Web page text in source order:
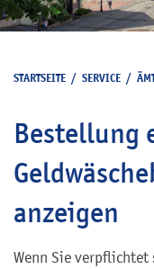
STARTSEITE / SERVICE /
Bestellung
anzeigen
Wenn Sie verpflichtet